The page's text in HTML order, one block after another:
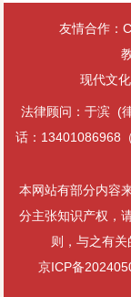
友情合作：
现代文
法律顾问：于滨 (
话：13401086968
本网站有部分内容
分主张知识产权，
则，与之有关
京ICP备